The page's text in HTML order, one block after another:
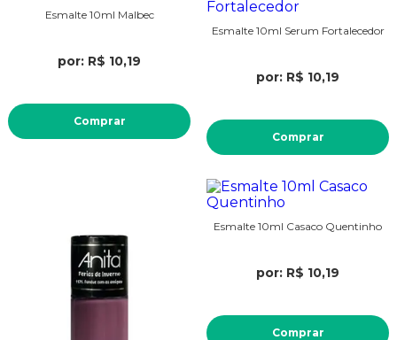
Esmalte 10ml Malbec
por: R$ 10,19
Comprar
Esmalte 10ml Serum Fortalecedor
por: R$ 10,19
Comprar
Esmalte 10ml Casaco Quentinho
por: R$ 10,19
Comprar